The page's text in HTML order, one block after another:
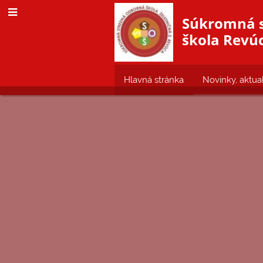
Súkromná
škola
Hlavná stránka Novinky,